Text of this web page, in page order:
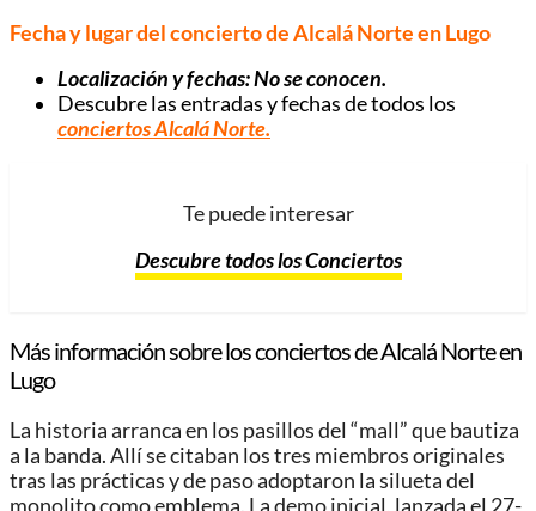
Fecha y lugar del concierto de Alcalá Norteen Lugo
Localización y fechas: No se conocen.
Descubre las entradas y fechas de todos los
conciertos Alcalá Norte.
Te puede interesar
Descubre todos los Conciertos
Más información sobre los conciertos de Alcalá Norteen
Lugo
La historia arranca en los pasillos del “mall” que bautiza
a la banda. Allí se citaban los tres miembros originales
tras las prácticas y de paso adoptaron la silueta del
monolito como emblema. La demo inicial, lanzada el 27-